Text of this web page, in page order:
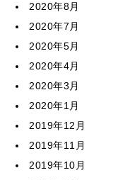
2020年8月
2020年7月
2020年5月
2020年4月
2020年3月
2020年1月
2019年12月
2019年11月
2019年10月